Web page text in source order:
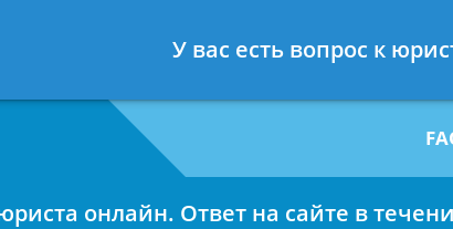
7 812 467-34-29
онлайн. Ответ на сайте в
У вас есть вопрос к